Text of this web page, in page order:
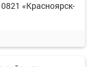
«Красноярск-